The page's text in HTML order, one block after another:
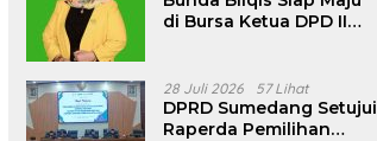
di Bursa Ketua DPD II
28 Juli 2026 57 Lihat
DPRD Sumedang Setujui
Raperda Pemilihan